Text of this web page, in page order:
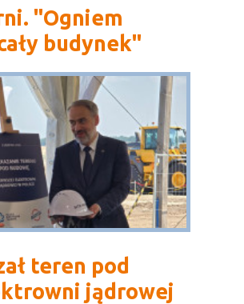
"Ogniem
budynek"
teren pod
jądrowej